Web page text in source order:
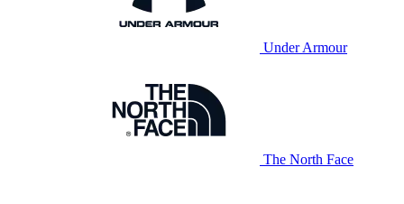
Under Armour
The North Face